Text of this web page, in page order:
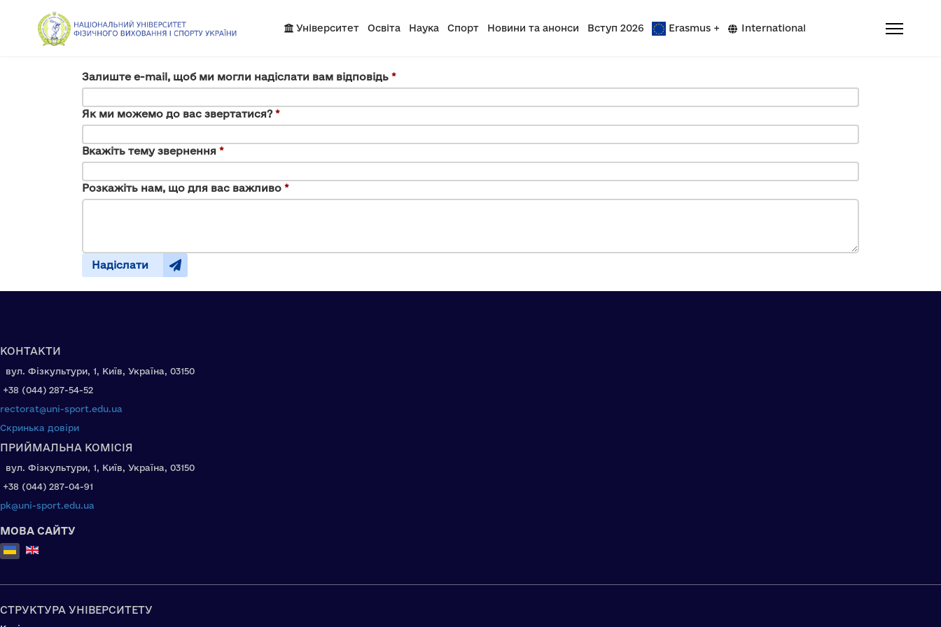
Університет Освіта Наука Спорт Новини та анонси Вступ 2026 Erasmus + International
Залиште e-mail, щоб ми могли надіслати вам відповідь *
Як ми можемо до вас звертатися?*
Вкажіть тему звернення *
Розкажіть нам, що для вас важливо *
Надіслати
КОНТАКТИ
вул. Фізкультури, 1, Київ, Україна, 03150
+38 (044) 287-54-52
rectorat@uni-sport.edu.ua
Скринька довіри
ПРИЙМАЛЬНА КОМІСІЯ
вул. Фізкультури, 1, Київ, Україна, 03150
+38 (044) 287-04-91
pk@uni-sport.edu.ua
МОВА САЙТУ
Оберіть свою мову
СТРУКТУРА УНІВЕРСИТЕТУ